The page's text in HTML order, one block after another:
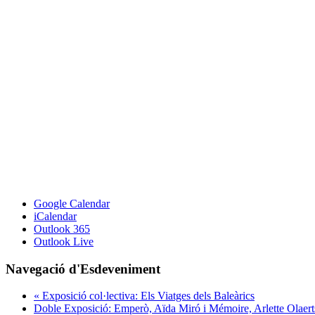
Google Calendar
iCalendar
Outlook 365
Outlook Live
Navegació d'Esdeveniment
« Exposició col·lectiva: Els Viatges dels Baleàrics
Doble Exposició: Emperò, Aïda Miró i Mémoire, Arlette